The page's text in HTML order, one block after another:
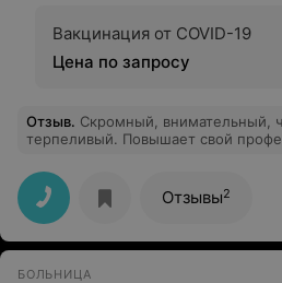
Вакцинация от COVID-19
Цена по запросу
Отзыв. Скромный, внимательный,
терпеливый. Повышает свой
источники на английском языке,
современного молодого врача. Я
и никогда не прекращать
aspera ad astra.
Отзывы2
БОЛЬНИЦА